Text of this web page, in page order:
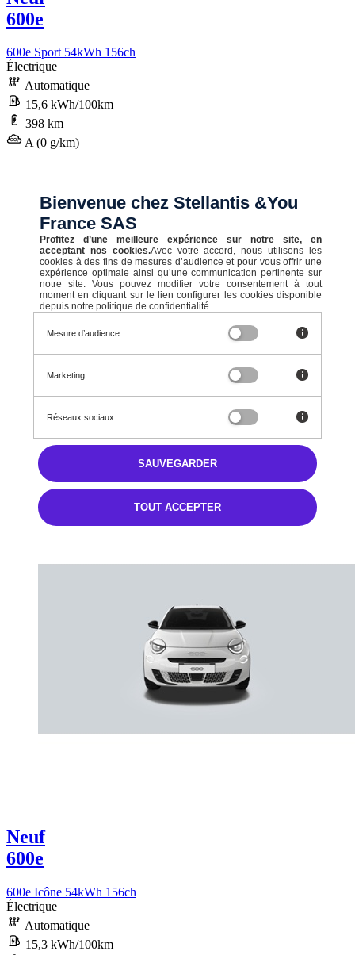
600e
600e Sport 54kWh 156ch
Électrique
Automatique
15,6 kWh/100km
398 km
A (0 g/km)
Prix initial
42 850 €
Prix en baisse de
Après un premier loyer de 8 900 €Jusqu’à 6 100€ de prime CEE
CERTINERGY remboursée selon conditions du décret applicable,
sous réserve d’éligibilité
Neuf
600e
600e Icône 54kWh 156ch
Électrique
Automatique
15,3 kWh/100km
Bienvenue chez Stellantis &You
France SAS
Profitez d’une meilleure expérience sur notre site, en
acceptant nos cookies.Avec votre accord, nous utilisons les
cookies à des fins de mesures d’audience et pour vous offrir une
expérience optimale ainsi qu’une communication pertinente sur
notre site. Vous pouvez modifier votre consentement à tout
moment en cliquant sur le lien configurer les cookies disponible
depuis notre politique de confidentialité.
Mesure d’audience
Marketing
Réseaux sociaux
TOUT ACCEPTER
SAUVEGARDER